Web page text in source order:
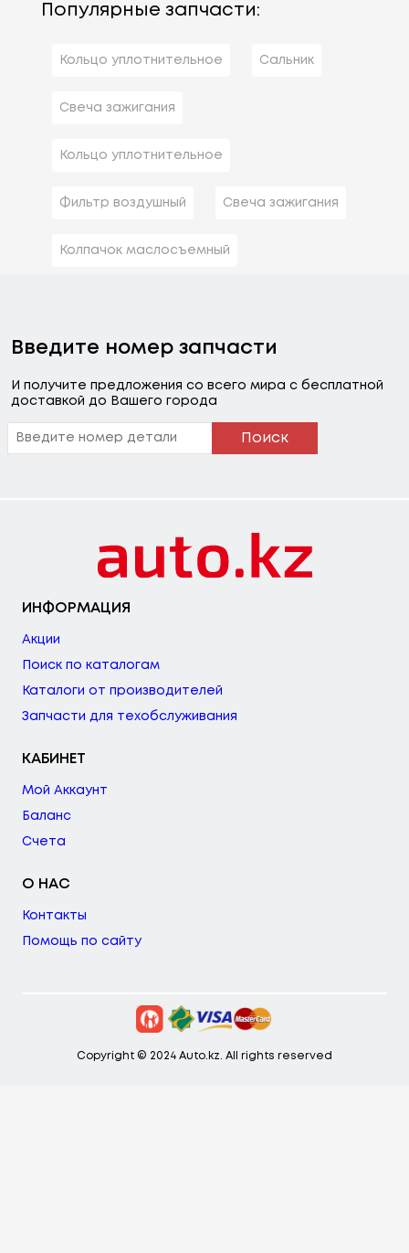
Популярные запчасти:
Кольцо уплотнительное Сальник
Свеча зажигания
Кольцо уплотнительное
Фильтр воздушный Свеча зажигания
Колпачок маслосъемный
Введите номер запчасти
И получите предложения со всего мира с бесплатной
доставкой до Вашего города
Поиск
ИНФОРМАЦИЯ
Акции
Поиск по каталогам
Каталоги от производителей
Запчасти для техобслуживания
КАБИНЕТ
Мой Аккаунт
Баланс
Счета
О НАС
Контакты
Помощь по сайту
Copyright © 2024 Auto.kz. All rights reserved